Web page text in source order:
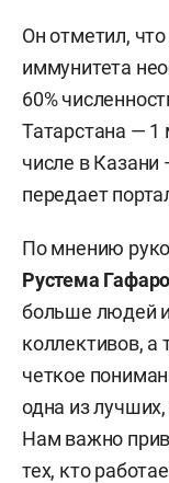
Он отметил,
иммунитета
60%
Татарстана — 1
числе в Казани
передает
По мнению
Рустема
больше людей
коллективов, а
четкое
одна из
Нам важно
тех, кто